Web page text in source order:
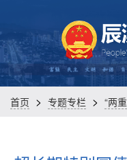
首页 > 专题专栏 > “两